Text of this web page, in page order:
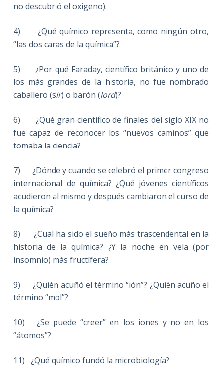
no descubrió el oxigeno).
4) ¿Qué químico representa, como ningún otro,
“las dos caras de la química”?
5) ¿Por qué Faraday, científico británico y uno de
los más grandes de la historia, no fue nombrado
caballero (sir) o barón (lord)?
6) ¿Qué gran científico de finales del siglo XIX no
fue capaz de reconocer los “nuevos caminos” que
tomaba la ciencia?
7) ¿Dónde y cuando se celebró el primer congreso
internacional de química? ¿Qué jóvenes científicos
acudieron al mismo y después cambiaron el curso de
la química?
8) ¿Cual ha sido el sueño más trascendental en la
historia de la química? ¿Y la noche en vela (por
insomnio) más fructífera?
9) ¿Quién acuñó el término “ión”? ¿Quién acuño el
término “mol”?
10) ¿Se puede “creer” en los iones y no en los
“átomos”?
11) ¿Qué químico fundó la microbiología?